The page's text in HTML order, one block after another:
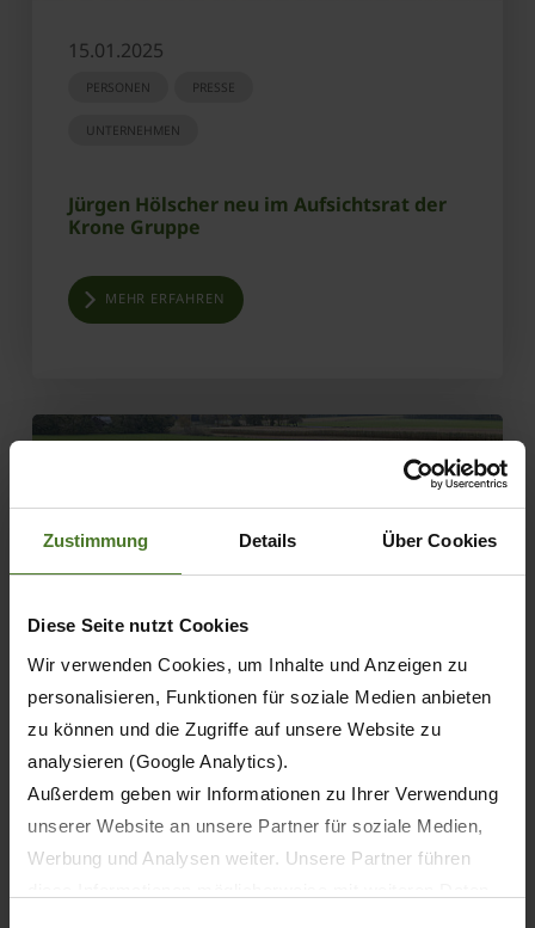
Zustimmung Details Über Cookies
Diese Seite nutzt Cookies
Wir verwenden Cookies, um Inhalte und Anzeigen zu
personalisieren, Funktionen für soziale Medien anbieten
zu können und die Zugriffe auf unsere Website zu
analysieren (Google Analytics).
Außerdem geben wir Informationen zu Ihrer Verwendung
unserer Website an unsere Partner für soziale Medien,
Werbung und Analysen weiter. Unsere Partner führen
15.01.2025
PERSONEN PRESSE
UNTERNEHMEN
Jürgen Hölscher neu im Aufsichtsrat der
Krone Gruppe
MEHR ERFAHREN
03.12.2024
PRESSE PRODUKTE
GX 520 AgriLiner – KRONE sattelt auf